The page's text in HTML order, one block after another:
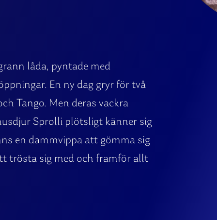
låda, pyntade med
En ny dag gryr för två
Tango. Men deras vackra
Sprolli plötsligt känner sig
en dammvippa att gömma sig
trösta sig med och framför allt